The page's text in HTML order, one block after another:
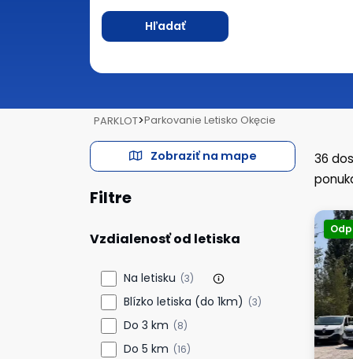
Hľadať
PARKLOT>Parkovanie Letisko Okęcie
Zobraziť na mape
Filtre
Vzdialenosť od letiska
Na letisku (3)
Blízko letiska (do 1km) (3)
Do 3 km (8)
Do 5 km (16)
36